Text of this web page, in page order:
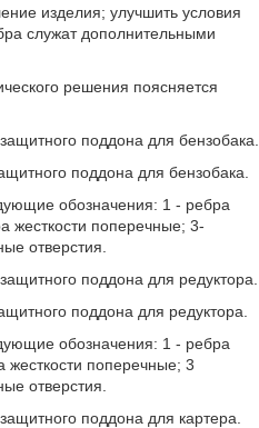
изделия; улучшить условия
служат дополнительными
решения поясняется
поддона для бензобака.
поддона для бензобака.
обозначения: 1 - ребра
жесткости поперечные; 3-
отверстия.
поддона для редуктора.
поддона для редуктора.
обозначения: 1 - ребра
жесткости поперечные; 3
отверстия.
поддона для картера.